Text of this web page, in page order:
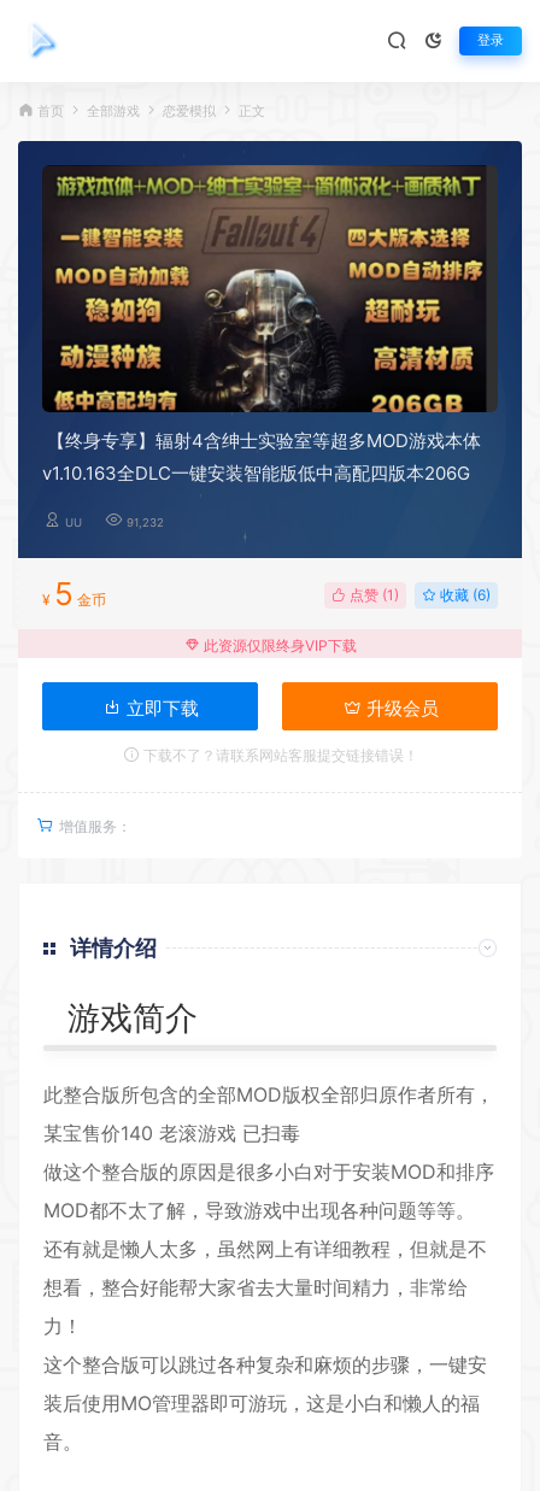
登录
首页 全部游戏 恋爱模拟 正文
【终身专享】辐射4含绅士实验室等超多MOD游戏本体
v1.10.163全DLC一键安装智能版低中高配四版本206G
UU 91,232
¥ 5 金币 点赞 (1) 收藏 (6)
此资源仅限终身VIP下载
立即下载 升级会员
下载不了？请联系网站客服提交链接错误！
增值服务：
详情介绍
游戏简介
此整合版所包含的全部MOD版权全部归原作者所有，
某宝售价140 老滚游戏 已扫毒
做这个整合版的原因是很多小白对于安装MOD和排序
MOD都不太了解，导致游戏中出现各种问题等等。
还有就是懒人太多，虽然网上有详细教程，但就是不
想看，整合好能帮大家省去大量时间精力，非常给
力！
这个整合版可以跳过各种复杂和麻烦的步骤，一键安
装后使用MO管理器即可游玩，这是小白和懒人的福
音。